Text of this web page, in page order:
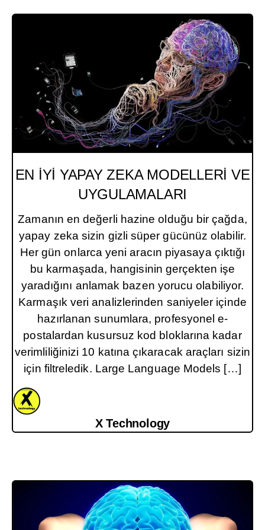
EN İYİ YAPAY ZEKAMODELLERİ VE
UYGULAMALARI
Zamanın en değerli hazine olduğu bir çağda,
yapay zeka sizin gizli süper gücünüz olabilir.
Her gün onlarca yeni aracın piyasaya çıktığı
bu karmaşada, hangisinin gerçekten işe
yaradığını anlamak bazen yorucu olabiliyor.
Karmaşık veri analizlerinden saniyeler içinde
hazırlanan sunumlara, profesyonel e-
postalardan kusursuz kod bloklarına kadar
verimliliğinizi 10 katına çıkaracak araçları sizin
için filtreledik. Large Language Models […]
X Technology